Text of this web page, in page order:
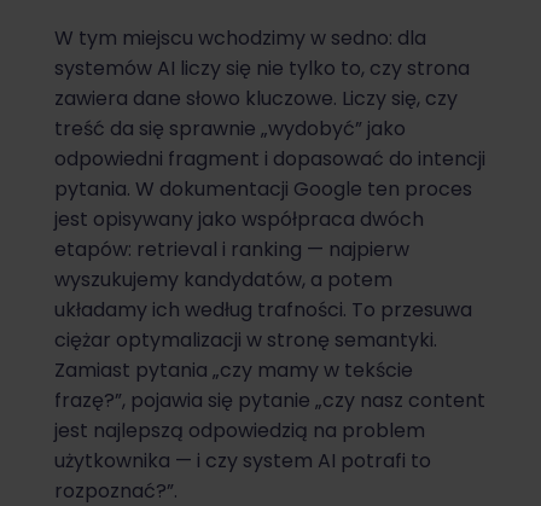
W tym miejscu wchodzimy w sedno: dla
systemów AI liczy się nie tylko to, czy strona
zawiera dane słowo kluczowe. Liczy się, czy
treść da się sprawnie „wydobyć” jako
odpowiedni fragment i dopasować do intencji
pytania. W dokumentacji Google ten proces
jest opisywany jako współpraca dwóch
etapów: retrieval i ranking — najpierw
wyszukujemy kandydatów, a potem
układamy ich według trafności. To przesuwa
ciężar optymalizacji w stronę semantyki.
Zamiast pytania „czy mamy w tekście
frazę?”, pojawia się pytanie „czy nasz content
jest najlepszą odpowiedzią na problem
użytkownika — i czy system AI potrafi to
rozpoznać?”.